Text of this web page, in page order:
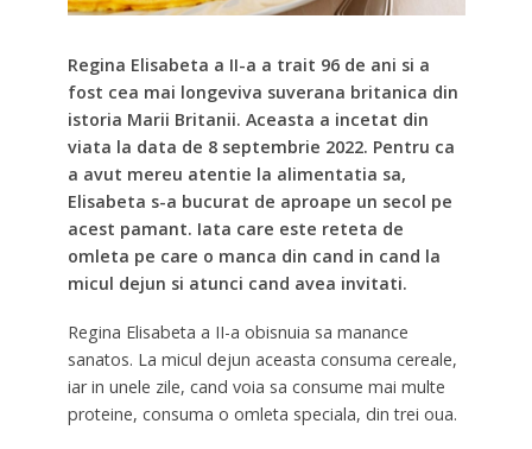
Regina Elisabeta a II-a a trait 96 de ani si a
fost cea mai longeviva suverana britanica din
istoria Marii Britanii. Aceasta a incetat din
viata la data de 8 septembrie 2022. Pentru ca
a avut mereu atentie la alimentatia sa,
Elisabeta s-a bucurat de aproape un secol pe
acest pamant. Iata care este reteta de
omleta pe care o manca din cand in cand la
micul dejun si atunci cand avea invitati.
Regina Elisabeta a II-a obisnuia sa manance
sanatos. La micul dejun aceasta consuma cereale,
iar in unele zile, cand voia sa consume mai multe
proteine, consuma o omleta speciala, din trei oua.